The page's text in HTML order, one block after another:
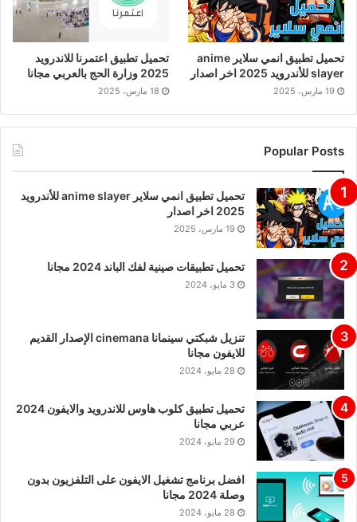
تحميل تطبيق انمي سلاير anime
slayer للأندرويد 2025 اخر اصدار
19 مارس، 2025
تحميل تطبيق اعتمرنا للاندرويد
2025 وزارة الحج بالعربي مجانا
18 مارس، 2025
Popular Posts
تحميل تطبيق انمي سلاير anime slayer للأندرويد
2025 اخر اصدار
19 مارس، 2025
تحميل تطبيقات صينية لفك الباند 2024 مجانا
3 مايو، 2024
تنزيل شبكتي سينمانا cinemana الإصدار القديم
للايفون مجانا
28 مايو، 2024
تحميل تطبيق كلوب هاوس للاندرويد والايفون 2024
عربي مجانا
29 مايو، 2024
افضل برنامج تشغيل الايفون على التلفزيون بدون
وصلة 2024 مجانا
28 مايو، 2024